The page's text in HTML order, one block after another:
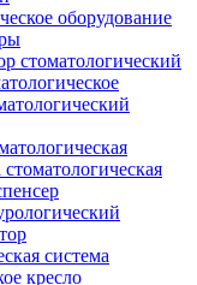
оборудование
стоматологический
система
кресло